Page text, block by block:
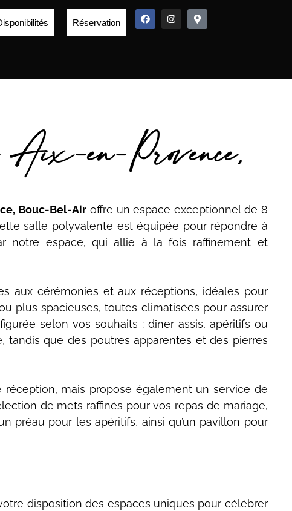
Réservation
en-Provence,
Bouc-Bel-Air offre un espace exceptionnel de 8
salle polyvalente est équipée pour répondre à
notre espace, qui allie à la fois raffinement et
aux cérémonies et aux réceptions, idéales pour
plus spacieuses, toutes climatisées pour assurer
selon vos souhaits : dîner assis, apéritifs ou
tandis que des poutres apparentes et des pierres
mais propose également un service de
de mets raffinés pour vos repas de mariage,
préau pour les apéritifs, ainsi qu’un pavillon pour
disposition des espaces uniques pour célébrer